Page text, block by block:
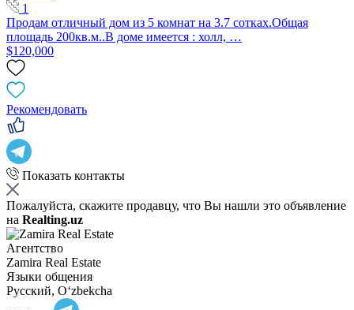
1
Продам отличный дом из 5 комнат на 3.7 сотках.Общая
площадь 200кв.м..В доме имеется : холл, …
$120,000
Рекомендовать
Показать контакты
Пожалуйста, скажите продавцу, что Вы нашли это объявление
на Realting.uz
Агентство
Zamira Real Estate
Языки общения
Русский, Oʻzbekcha